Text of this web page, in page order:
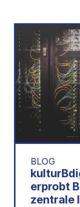
BLOG
erprobt
zentrale